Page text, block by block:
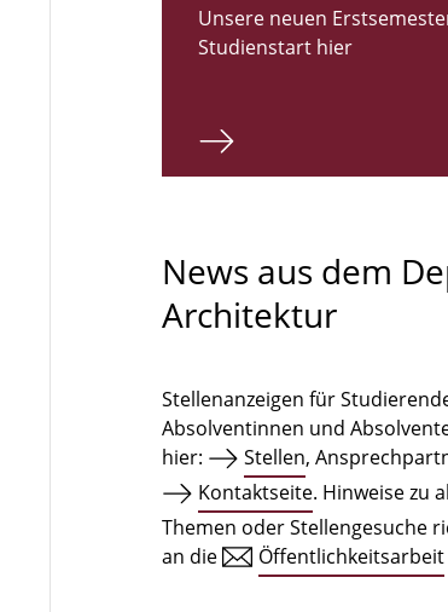
Unsere neuen
Studienstart hier
News aus dem
Architektur
Stellenanzeigen für
Absolventinnen und
hier:
Stellen,
Kontaktseite. Hinweise zu
Themen oder Stellengesuche
an die
Öffentlichkeitsarbeit